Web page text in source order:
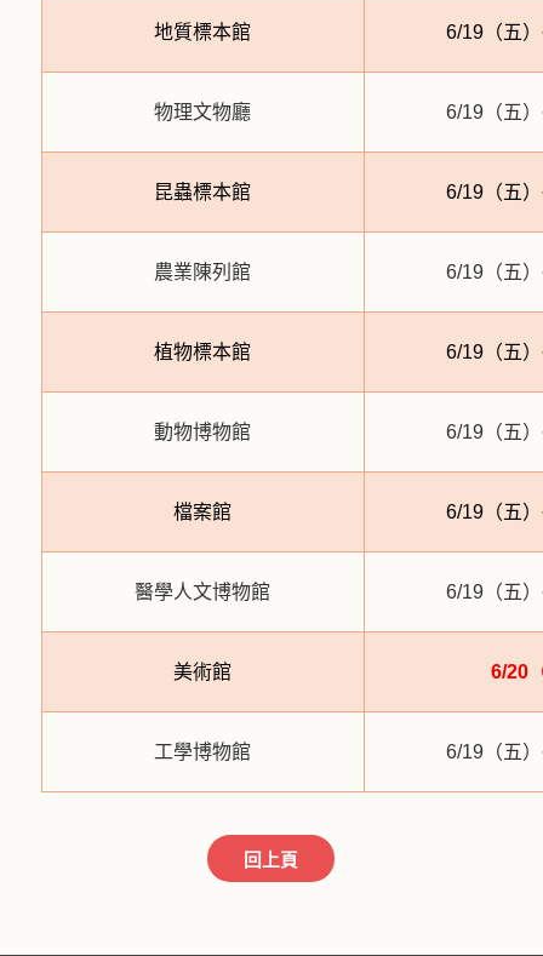
地質標本館 6/19（五
物理文物廳 6/19（五
昆蟲標本館 6/19（五
農業陳列館 6/19（五
植物標本館 6/19（五
動物博物館 6/19（五
檔案館 6/19（五
醫學人文博物館 6/19（五
美術館 6/20
工學博物館 6/19（五
回上頁